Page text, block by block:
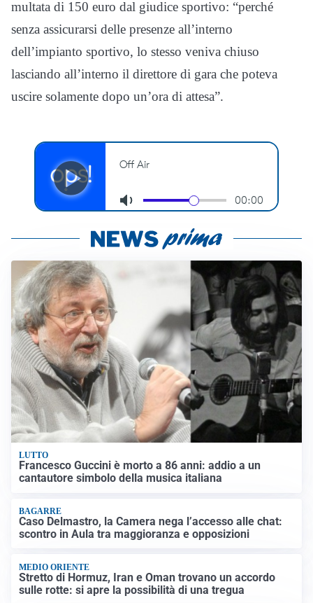
multata di 150 euro dal giudice sportivo: “perché
senza assicurarsi delle presenze all’interno
dell’impianto sportivo, lo stesso veniva chiuso
lasciando all’interno il direttore di gara che poteva
uscire solamente dopo un’ora di attesa”.
LUTTO
Francesco Guccini è morto a 86 anni: addio a un
cantautore simbolo della musica italiana
BAGARRE
Caso Delmastro, la Camera nega l’accesso alle chat:
scontro in Aula tra maggioranza e opposizioni
MEDIO ORIENTE
Stretto di Hormuz, Iran e Oman trovano un accordo
sulle rotte: si apre la possibilità di una tregua